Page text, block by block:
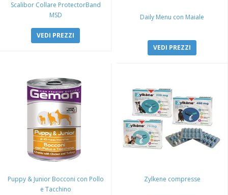
Scalibor Collare ProtectorBand
MSD
VEDI PREZZI
Daily Menu con Maiale
VEDI PREZZI
Puppy & Junior Bocconi con Pollo
e Tacchino
Zylkene compresse